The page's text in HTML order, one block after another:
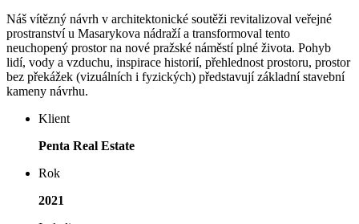
Náš vítězný návrh v architektonické soutěži revitalizoval veřejné
prostranství u Masarykova nádraží a transformoval tento
neuchopený prostor na nové pražské náměstí plné života. Pohyb
lidí, vody a vzduchu, inspirace historií, přehlednost prostoru, prostor
bez překážek (vizuálních i fyzických) představují základní stavební
kameny návrhu.
Klient
Penta Real Estate
Rok
2021